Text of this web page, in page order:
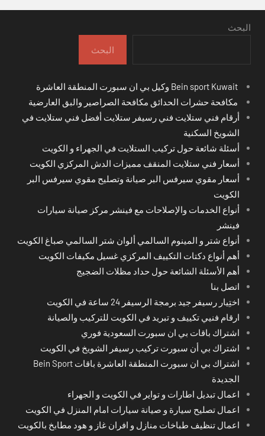
البحث
البحث
مكافحة حشرات الحدائق مكافحة الصراصير والبق العارضية
أرقام فني ستلايت فني رسيفر ستلايت أفضل فني ستلايت في
الشويخ السكنية
أسئلة شائعة حول تركيب الستلايت في الجهراء و الكويت
أسعار فني ستلايت المنقف مميزات الدش المركزي الكويت
أسعار مقوي سيرفس البر صيانة وتصليح مقوي سيرفس البر
الكويت
أنواع الخدمات والإصلاحات مع فينشر مركز صيانة سيارات
فينشر
أنواع شتر و المينوم السالمي ألوان شتر السالمي صباغ الكويت
أهم أنواع دكتات التكييف المركزي غسيل مكيفات الكويت
أهم الأسئلة الشائعة حول حداد مظلات الضجيج
اتصل بنا
اختِيار رسيفر جيد برمجة الرسيفر 24 ساعة في الكويت
ارقام فنيي تكييف و تبريد في الكويت للتركيب والصيانة
اشتراك باقات بي ان سبورت السعودية فوري
اشتراك بي أن سبورت تركيب رسيفر الشويخ في الكويت
اشتراك بي ان سبورت المنطقة العاشرة باقات Bein Sport
الجديدة
اعمال تبديل اطارات و تواير في الكويت و الجهراء
اعمال تصليح سيارة و صيانة سيارات امام المنزل في الكويت
اعمال تنظيف طباخات منازل و افران غاز و هود مطابخ بالكويت